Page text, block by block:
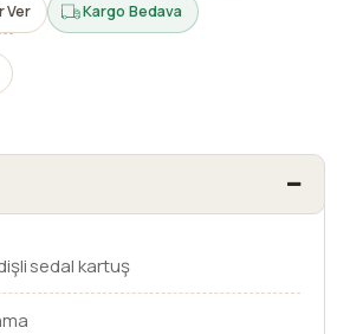
Ver Kargo Bedava
sedal kartuş